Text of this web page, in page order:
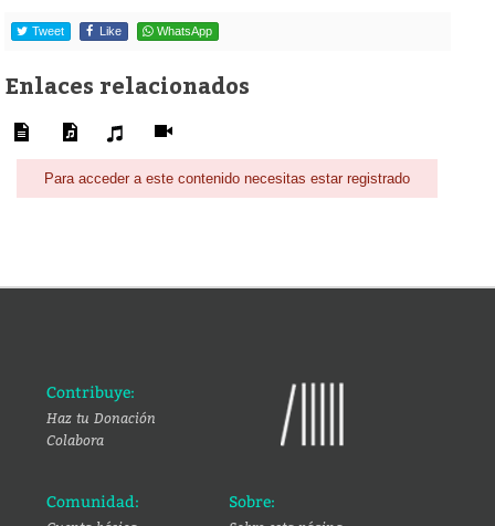
Tweet Like WhatsApp
Enlaces relacionados
Para acceder a este contenido necesitas estar registrado
Contribuye:
Haz tu Donación
Colabora
Comunidad: Sobre: